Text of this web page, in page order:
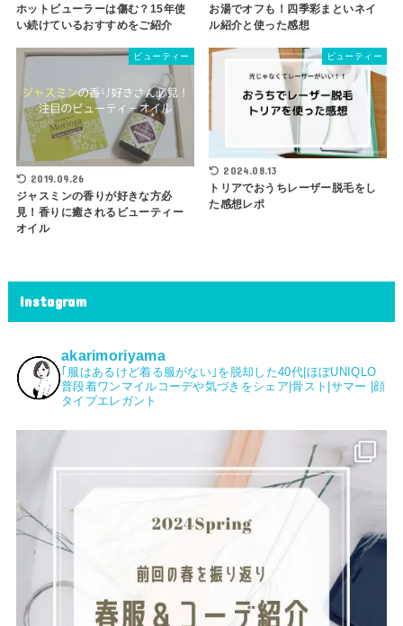
ホットビューラーは傷む？15年使
い続けているおすすめをご紹介
お湯でオフも！四季彩まといネイ
ル紹介と使った感想
ビューティー
2019.09.26
ジャスミンの香りが好きな方必
見！香りに癒されるビューティー
オイル
ビューティー
2024.08.13
トリアでおうちレーザー脱毛をし
た感想レポ
Instagram
akarimoriyama
｢服はあるけど着る服がない｣を脱却した40代|⁡ほぼUNIQLO
普段着ワンマイルコーデや気づきをシェア|骨スト|サマー |顔
タイプエレガント